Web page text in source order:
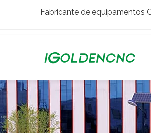
Fabricante de equipamentos